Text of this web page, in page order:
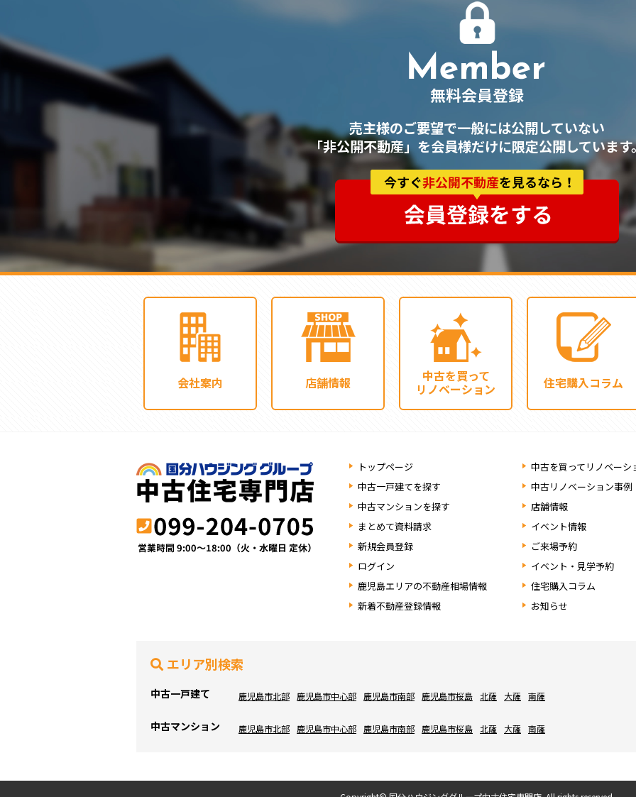
売主様のご要望で一般には公開していない
「非公開不動産」を会員様だけに限定公開しています
会社案内 店舗情報 中古を買って
リノベーション 住宅購入コラム
トップページ
中古一戸建てを探す
中古マンションを探す
まとめて資料請求
新規会員登録
ログイン
鹿児島エリアの不動産相場情報
新着不動産登録情報
中古を買ってリノベーシ
中古リノベーション事例
店舗情報
イベント情報
ご来場予約
イベント・見学予約
住宅購入コラム
お知らせ
エリア別検索
中古一戸建て 鹿児島市北部 鹿児島市中心部 鹿児島市南部 鹿児島市桜島 北薩 大薩 南薩
中古マンション 鹿児島市北部 鹿児島市中心部 鹿児島市南部 鹿児島市桜島 北薩 大薩 南薩